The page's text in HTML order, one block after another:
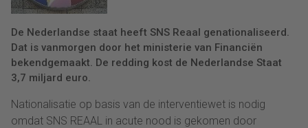
De Nederlandse staat heeft SNS Reaal genationaliseerd.
Dat is vanmorgen door het ministerie van Financiën
bekendgemaakt. De redding kost de Nederlandse Staat
3,7 miljard euro.
Nationalisatie op basis van de interventiewet is nodig
omdat SNS REAAL in acute nood is gekomen door